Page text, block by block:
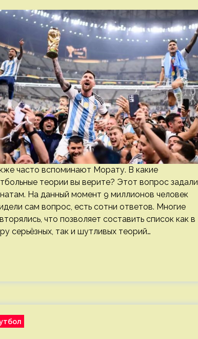
часто вспоминают Морату. В какие
теории вы верите? Этот вопрос задали
На данный момент 9 миллионов человек
сам вопрос, есть сотни ответов. Многие
что позволяет составить список как в
серьёзных, так и шутливых теорий…